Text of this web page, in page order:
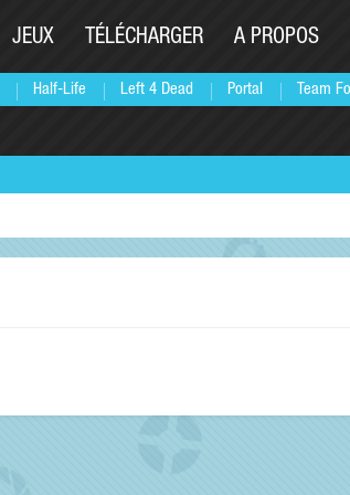
Half-Life Left 4 Dead Portal Team
JEUX TÉLÉCHARGER A PROPOS